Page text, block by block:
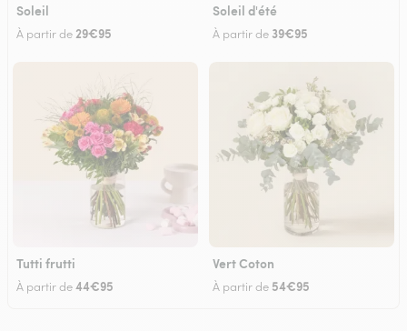
Soleil
À partir de 29€95
Soleil d'été
À partir de 39€95
Tutti frutti
À partir de44€95
Vert Coton
À partir de 54€95